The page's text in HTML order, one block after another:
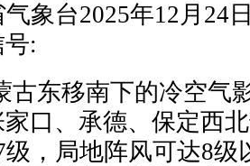
台2025年12月24
:
移南下的冷空气
口、承德、保定西
，局地阵风可达8级